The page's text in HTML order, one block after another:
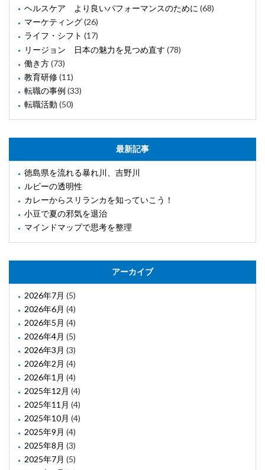
ヘルスケア より良いパフォーマンスのために (68)
マーケティング(26)
ライフ・シフト (17)
リージョン 日本の魅力を見つめ直す (78)
働き方(73)
教育研修(11)
転職の事例 (33)
転職活動 (50)
最新記事
徳島県を流れる暴れ川、吉野川
ルビーの透明性
カレーからスリランカを知っていこう！
小豆で夏の邪気を退治
マインドマップで思考を整理
アーカイブ
2026年7月 (5)
2026年6月 (4)
2026年5月 (4)
2026年4月 (5)
2026年3月 (3)
2026年2月 (4)
2026年1月 (4)
2025年12月 (4)
2025年11月 (4)
2025年10月 (4)
2025年9月 (4)
2025年8月 (3)
2025年7月 (5)